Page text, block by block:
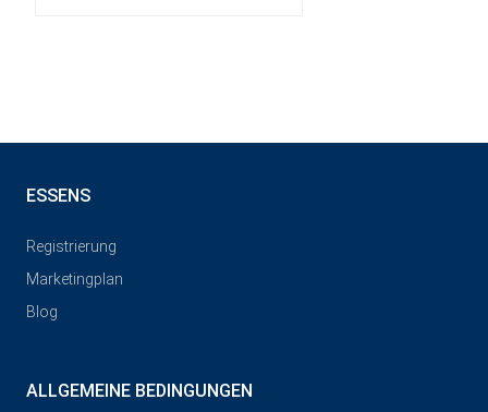
ESSENS
Registrierung
Marketingplan
Blog
ALLGEMEINE BEDINGUNGEN